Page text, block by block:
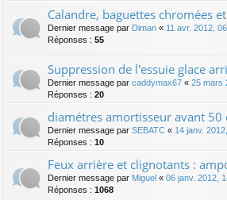
Calandre, baguettes chromées
Dernier message par Diman « 11 avr. 2012,
Réponses : 55
Suppression de l'essuie glace
Dernier message par caddymax67 « 25 mars
Réponses : 20
diamétres amortisseur avant 50
Dernier message par SEBATC « 14 janv.
Réponses : 10
Feux arrière et clignotants :
Dernier message par Miguel « 06 janv. 2012,
Réponses : 1068